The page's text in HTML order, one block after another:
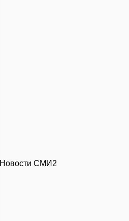
Новости СМИ2